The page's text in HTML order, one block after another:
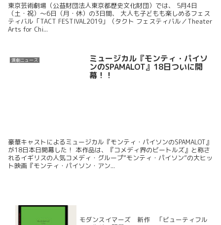
東京芸術劇場（公益財団法人東京都歴史文化財団）では、 5月4日
（土・祝）～6日（月・休）の3日間、 大人も子どもも楽しめるフェス
ティバル「TACT FESTIVAL2019」（タクト フェスティバル／Theater
Arts for Chi...
演劇ニュース ミュージカル『モンティ・パイソ
ンのSPAMALOT』18日ついに開
幕！！
豪華キャストによるミュージカル『モンティ・パイソンのSPAMALOT』
が18日本日開幕した！ 本作品は、『コメディ界のビートルズ』と称さ
れるイギリスの人気コメディ・グループ”モンティ・パイソン”の大ヒッ
ト映画『モンティ・パイソン・アン...
モダンスイマーズ 新作 「ビューティフル